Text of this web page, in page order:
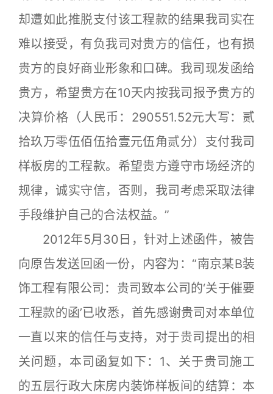
却遭如此推脱支付该工程款的结果我司实在
难以接受，有负我司对贵方的信任，也有损
贵方的良好商业形象和口碑。我司现发函给
贵方，希望贵方在10天内按我司报予贵方的
决算价格（人民币：290551.52元大写：贰
拾玖万零伍佰伍拾壹元伍角贰分）支付我司
样板房的工程款。希望贵方遵守市场经济的
规律，诚实守信，否则，我司考虑采取法律
手段维护自己的合法权益。”
2012年5月30日，针对上述函件，被告
向原告发送回函一份，内容为：“南京某B装
饰工程有限公司：贵司致本公司的‘关于催要
工程款的函’已收悉，首先感谢贵司对本单位
一直以来的信任与支持，对于贵司提出的相
关问题，本司函复如下：1、关于贵司施工
的五层行政大床房内装饰样板间的结算：本